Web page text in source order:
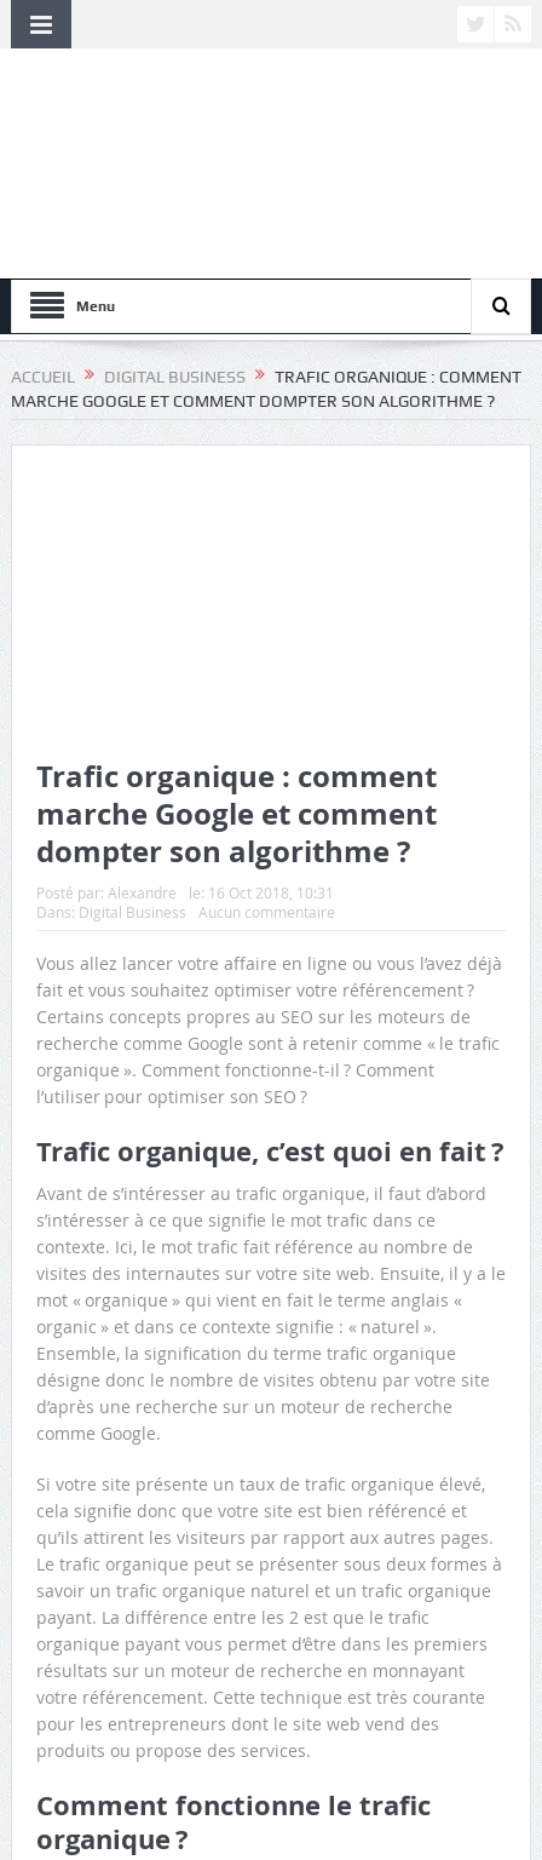
Menu
ACCUEIL DIGITAL BUSINESS
TRAFIC ORGANIQUE : COMMENT
MARCHE GOOGLE ET COMMENT DOMPTER SON ALGORITHME ?
Trafic organique : comment
marche Google et comment
dompter son algorithme ?
Posté par: Alexandre le: 16 Oct 2018, 10:31
Dans: Digital Business Aucun commentaire
Vous allez lancer votre affaire en ligne ou vous l’avez déjà
fait et vous souhaitez optimiser votre référencement ?
Certains concepts propres au SEO sur les moteurs de
recherche comme Google sont à retenir comme « le trafic
organique ». Comment fonctionne-t-il ? Comment
l’utiliser pour optimiser son SEO ?
Trafic organique, c’est quoi en fait ?
Avant de s’intéresser au trafic organique, il faut d’abord
s’intéresser à ce que signifie le mot trafic dans ce
contexte. Ici, le mot trafic fait référence au nombre de
visites des internautes sur votre site web. Ensuite, il y a le
mot « organique » qui vient en fait le terme anglais «
organic » et dans ce contexte signifie : « naturel ».
Ensemble, la signification du terme trafic organique
désigne donc le nombre de visites obtenu par votre site
d’après une recherche sur un moteur de recherche
comme Google.
Si votre site présente un taux de trafic organique élevé,
cela signifie donc que votre site est bien référencé et
qu’ils attirent les visiteurs par rapport aux autres pages.
Le trafic organique peut se présenter sous deux formes à
savoir un trafic organique naturel et un trafic organique
payant. La différence entre les 2 est que le trafic
organique payant vous permet d’être dans les premiers
résultats sur un moteur de recherche en monnayant
votre référencement. Cette technique est très courante
pour les entrepreneurs dont le site web vend des
produits ou propose des services.
Comment fonctionne le trafic
organique ?